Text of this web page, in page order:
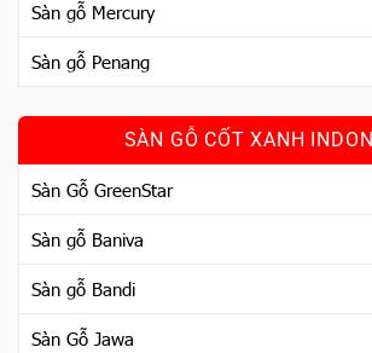
Sàn gỗ Mercury
Sàn gỗ Penang
SÀN GỖ CỐT XANH
Sàn Gỗ GreenStar
Sàn gỗ Baniva
Sàn gỗ Bandi
Sàn Gỗ Jawa